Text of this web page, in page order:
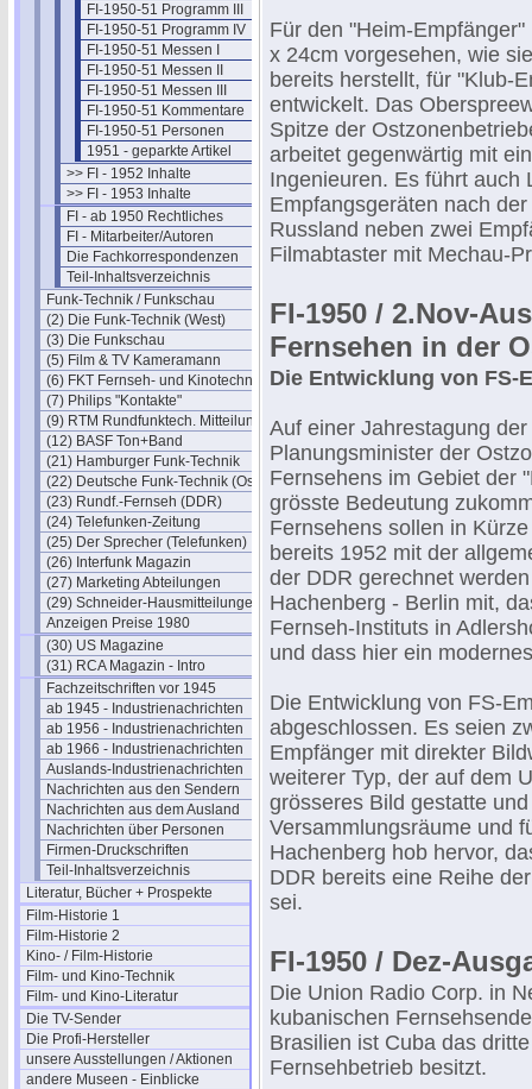
FI-1950-51 Programm III
FI-1950-51 Programm IV
FI-1950-51 Messen I
FI-1950-51 Messen II
FI-1950-51 Messen III
FI-1950-51 Kommentare
FI-1950-51 Personen
1951 - geparkte Artikel
>> FI - 1952 Inhalte
>> FI - 1953 Inhalte
FI - ab 1950 Rechtliches
FI - Mitarbeiter/Autoren
Die Fachkorrespondenzen
Teil-Inhaltsverzeichnis
Funk-Technik / Funkschau
(2) Die Funk-Technik (West)
(3) Die Funkschau
(5) Film & TV Kameramann
(6) FKT Fernseh- und Kinotechnik
(7) Philips "Kontakte"
(9) RTM Rundfunktech. Mitteilungen
(12) BASF Ton+Band
(21) Hamburger Funk-Technik
(22) Deutsche Funk-Technik (Ost)
(23) Rundf.-Fernseh (DDR)
(24) Telefunken-Zeitung
(25) Der Sprecher (Telefunken)
(26) Interfunk Magazin
(27) Marketing Abteilungen
(29) Schneider-Hausmitteilungen
Anzeigen Preise 1980
(30) US Magazine
(31) RCA Magazin - Intro
Fachzeitschriften vor 1945
ab 1945 - Industrienachrichten
ab 1956 - Industrienachrichten
ab 1966 - Industrienachrichten
Auslands-Industrienachrichten
Nachrichten aus den Sendern
Nachrichten aus dem Ausland
Nachrichten über Personen
Firmen-Druckschriften
Teil-Inhaltsverzeichnis
Literatur, Bücher + Prospekte
Film-Historie 1
Film-Historie 2
Kino- / Film-Historie
Film- und Kino-Technik
Film- und Kino-Literatur
Die TV-Sender
Die Profi-Hersteller
unsere Ausstellungen / Aktionen
andere Museen - Einblicke
Für den "Heim-
x 24cm vorgesehen, wie
bereits herstellt, für "Klub-
entwickelt. Das
Spitze der
arbeitet gegenwärtig mit
Ingenieuren. Es führt auch
Empfangsgeräten nach
Russland neben zwei
Filmabtaster mit Mechau-
FI-1950 / 2.Nov-
Fernsehen in der
Die Entwicklung von FS-
Auf einer Jahrestagung
Planungsminister der
Fernsehens im Gebiet der
grösste Bedeutung
Fernsehens sollen in
bereits 1952 mit der
der DDR gerechnet
Hachenberg - Berlin mit,
Fernseh-Instituts in
und dass hier ein
Die Entwicklung von FS-
abgeschlossen. Es seien
Empfänger mit direkter
weiterer Typ, der auf dem
grösseres Bild gestatte
Versammlungsräume und
Hachenberg hob hervor,
DDR bereits eine Reihe
sei.
FI-1950 / Dez-
Die Union Radio Corp. in
kubanischen
Brasilien ist Cuba das
Fernsehbetrieb besitzt.